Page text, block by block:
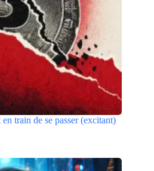
train de se passer (excitant)